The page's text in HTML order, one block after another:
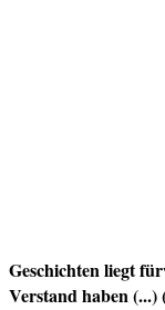
Geschichten liegt
Verstand haben (...)